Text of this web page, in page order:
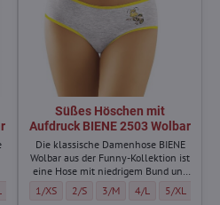
2504 Wolbar - Größe:
Katze 2504 Wolbar - Größe:
Aufdruck Katze 2504 Wolbar - Größe:
mit Aufdruck Katze 2504 Wolbar - Größe:
mit Aufdruck Katze 2504 Wolbar -
Süßes Höschen mit
Aufdruck BIENE 2503 Wolbar
Die klassische Damenhose BIENE
Wolbar aus der Funny-Kollektion ist
eine Hose mit niedrigem Bund und
etwas breiteren Hüften.
Süßes Höschen mit Aufdruck BIENE
1/XS Süßes Höschen mit Aufdruck
2/S Süßes Höschen mit
3/M Süßes Höschen
4/L Süßes
5/XL